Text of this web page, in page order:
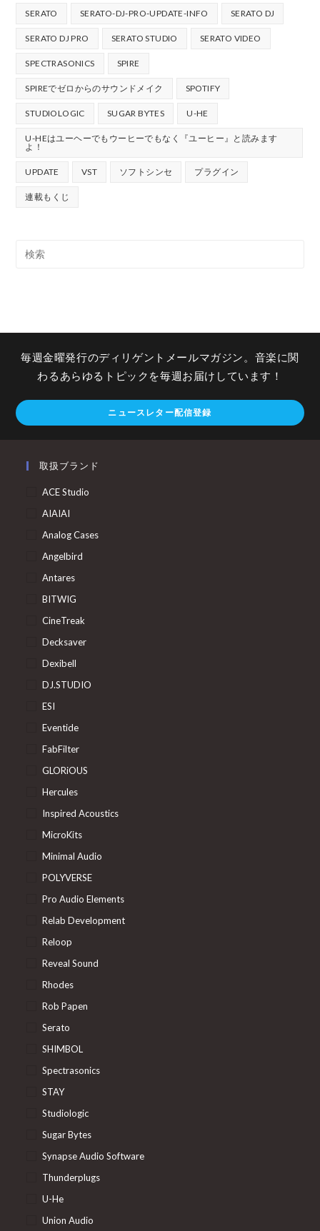
SERATO SERATO-DJ-PRO-UPDATE-INFO SERATO DJ
SERATO DJ PRO SERATO STUDIO SERATO VIDEO
SPECTRASONICS SPIRE
SPIREでゼロからのサウンドメイク SPOTIFY
STUDIOLOGIC SUGAR BYTES U-HE
U-HEはユーヘーでもウーヒーでもなく『ユーヒー』と読みます
よ！
UPDATE VST ソフトシンセ プラグイン
連載もくじ
毎週金曜発行のディリゲントメールマガジン。音楽に関
わるあらゆるトピックを毎週お届けしています！
ニュースレター配信登録
取扱ブランド
ACE Studio
AIAIAI
Analog Cases
Angelbird
Antares
BITWIG
CineTreak
Decksaver
Dexibell
DJ.STUDIO
ESI
Eventide
FabFilter
GLORiOUS
Hercules
Inspired Acoustics
MicroKits
Minimal Audio
POLYVERSE
Pro Audio Elements
Relab Development
Reloop
Reveal Sound
Rhodes
Rob Papen
Serato
SHIMBOL
Spectrasonics
STAY
Studiologic
Sugar Bytes
Synapse Audio Software
Thunderplugs
U-He
Union Audio